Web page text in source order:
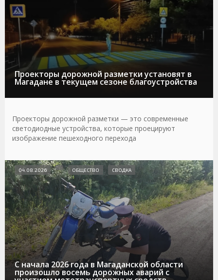
Проекторы дорожной разметки установят в
Магадане в текущем сезоне благоустройства
Проекторы дорожной разметки — это современные
светодиодные устройства, которые проецируют
изображение пешеходного перехода
С начала 2026 года в Магаданской области
произошло восемь дорожных аварий с
04.08.2026 ОБЩЕСТВО СВОДКА